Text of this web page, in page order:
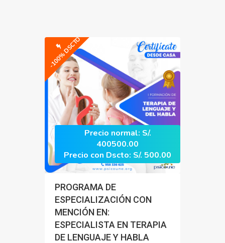
-100% DSCTO
Precio normal: S/.
400500.00
Precio con Dscto: S/. 500.00
PROGRAMA DE
ESPECIALIZACIÓN CON
MENCIÓN EN:
ESPECIALISTA EN TERAPIA
DE LENGUAJE Y HABLA